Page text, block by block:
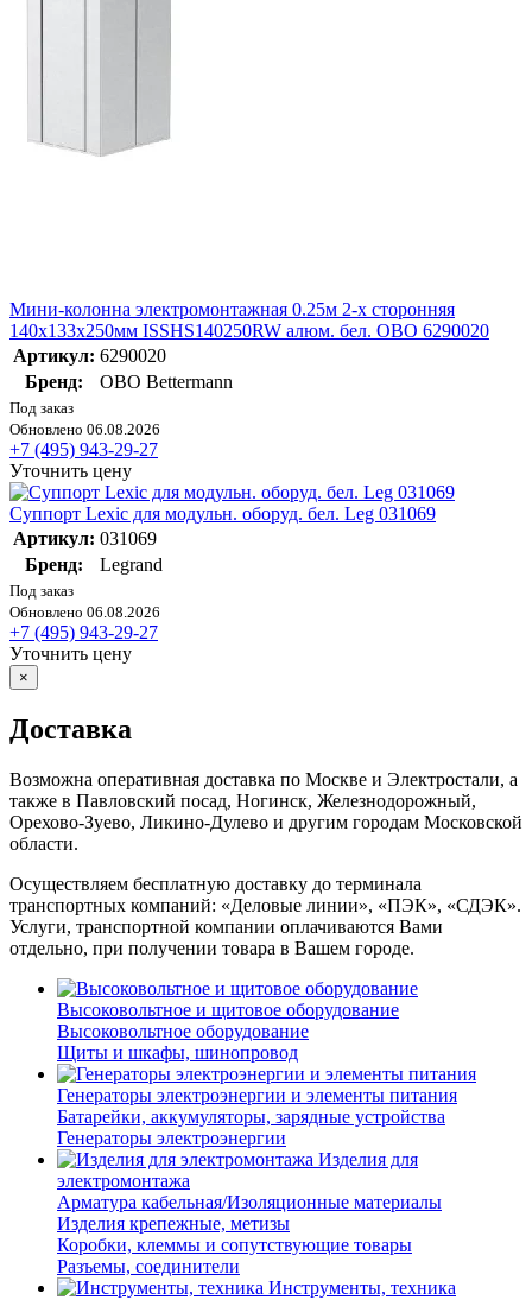
Мини-колонна электромонтажная 0.25м 2-х сторонняя
140х133х250мм ISSHS140250RW алюм. бел. OBO 6290020
Артикул: 6290020
Бренд:
OBO Bettermann
Под заказ
Обновлено 06.08.2026
+7 (495) 943-29-27
Уточнить цену
Суппорт Lexic для модульн. оборуд. бел. Leg 031069
Артикул: 031069
Бренд:
Legrand
Под заказ
Обновлено 06.08.2026
+7 (495) 943-29-27
Уточнить цену
×
Доставка
Возможна оперативная доставка по Москве и Электростали, а
также в Павловский посад, Ногинск, Железнодорожный,
Орехово-Зуево, Ликино-Дулево и другим городам Московской
области.
Осуществляем бесплатную доставку до терминала
транспортных компаний: «Деловые линии», «ПЭК», «СДЭК».
Услуги, транспортной компании оплачиваются Вами
отдельно, при получении товара в Вашем городе.
Высоковольтное и щитовое оборудование
Высоковольтное оборудование
Щиты и шкафы, шинопровод
Генераторы электроэнергии и элементы питания
Батарейки, аккумуляторы, зарядные устройства
Генераторы электроэнергии
Изделия для
электромонтажа
Арматура кабельная/Изоляционные материалы
Изделия крепежные, метизы
Коробки, клеммы и сопутствующие товары
Разъемы, соединители
Инструменты, техника